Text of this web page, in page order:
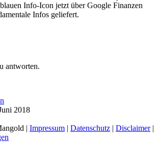
Info-Icon jetzt über Google Finanzen
Infos geliefert.
antworten.
2018
| Impressum | Datenschutz | Disclaimer|